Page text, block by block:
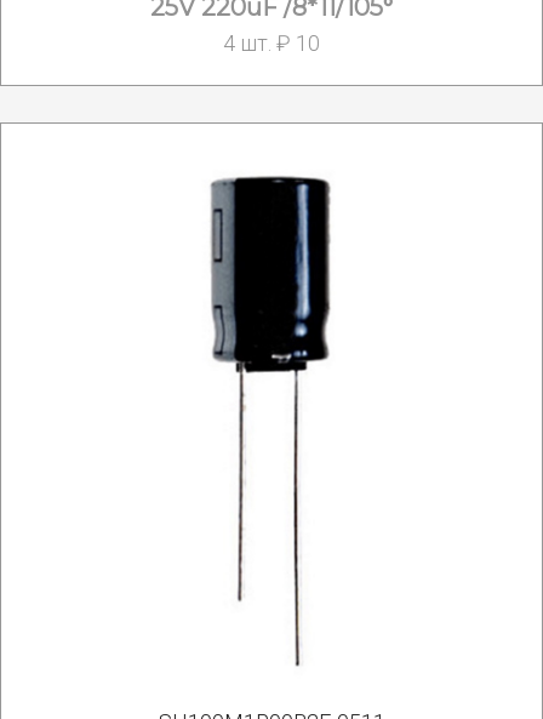
25V 220uF /8*11/105°
4 шт. ₽ 10